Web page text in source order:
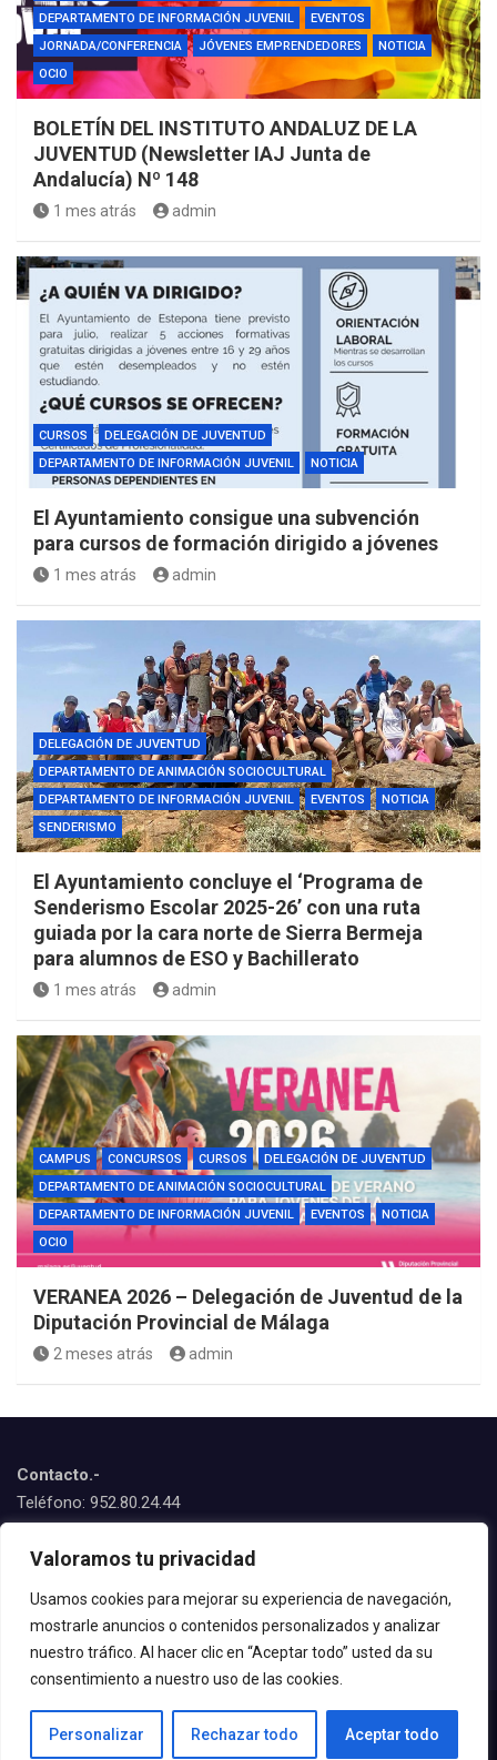
Valoramos tu privacidad
Usamos cookies para mejorar su experiencia de navegación,
mostrarle anuncios o contenidos personalizados y analizar
nuestro tráfico. Al hacer clic en “Aceptar todo” usted da su
consentimiento a nuestro uso de las cookies.
Personalizar Rechazar todo Aceptar todo
DEPARTAMENTO DE INFORMACIÓN JUVENIL
EVENTOS
JORNADA/CONFERENCIA
JÓVENES EMPRENDEDORES
NOTICIA
OCIO
BOLETÍN DEL INSTITUTO ANDALUZ DE LA
JUVENTUD (Newsletter IAJ Junta de
Andalucía) Nº 148
1 mes atrás admin
CURSOS
DELEGACIÓN DE JUVENTUD
DEPARTAMENTO DE INFORMACIÓN JUVENIL
NOTICIA
El Ayuntamiento consigue una subvención
para cursos de formación dirigido a jóvenes
1 mes atrás admin
DELEGACIÓN DE JUVENTUD
DEPARTAMENTO DE ANIMACIÓN SOCIOCULTURAL
DEPARTAMENTO DE INFORMACIÓN JUVENIL
EVENTOS
NOTICIA
SENDERISMO
El Ayuntamiento concluye el ‘Programa de
Senderismo Escolar 2025-26’ con una ruta
guiada por la cara norte de Sierra Bermeja
para alumnos de ESO y Bachillerato
1 mes atrás admin
CAMPUS CONCURSOS CURSOS
DELEGACIÓN DE JUVENTUD
DEPARTAMENTO DE ANIMACIÓN SOCIOCULTURAL
DEPARTAMENTO DE INFORMACIÓN JUVENIL
EVENTOS
NOTICIA
OCIO
VERANEA 2026 – Delegación de Juventud de la
Diputación Provincial de Málaga
2 meses atrás admin
Contacto.-
Teléfono: 952.80.24.44
juventud@estepona.es
© 2020 Delegación de Juventud